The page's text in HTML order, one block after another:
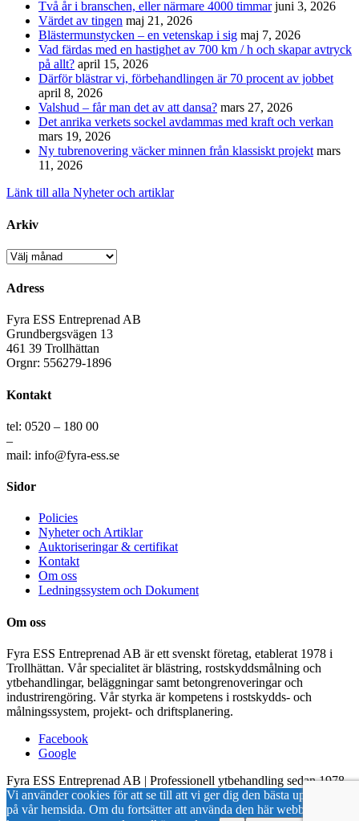
Två år i branschen, eller närmare 4000 timmar juni 3, 2026
Värdet av tingen maj 21, 2026
Blästermunstycken – en vetenskap i sig maj 7, 2026
Vad färdas med en hastighet av 700 km / h och skapar avtryck
på allt? april 15, 2026
Därför blästrar vi, förbehandlingen är 70 procent av jobbet
april 8, 2026
Valshud – får man det av att dansa? mars 27, 2026
Det anrika verkets sockel avdammas med kraft och verkan
mars 19, 2026
Ny tubrenovering väcker minnen från klassiskt projekt mars
11, 2026
Länk till alla Nyheter och artiklar
Arkiv
Arkiv
Adress
Fyra ESS Entreprenad AB
Grundbergsvägen 13
461 39 Trollhättan
Orgnr: 556279-1896
Kontakt
tel: 0520 – 180 00
–
mail: info@fyra-ess.se
Sidor
Policies
Nyheter och Artiklar
Auktoriseringar & certifikat
Kontakt
Om oss
Ledningssystem och Dokument
Om oss
Fyra ESS Entreprenad AB är ett svenskt företag, etablerat 1978 i
Trollhättan. Vår specialitet är blästring, rostskyddsmålning och
ytbehandlingar, beläggningar samt betongrenoveringar och
industrirengöring. Vår styrka är kompetens i rostskydds- och
målningssystem, projekt- och driftsplanering.
Facebook
Google
Fyra ESS Entreprenad AB | Professionell ytbehandling sedan 1978
Vi använder cookies för att se till att vi ger dig den bästa upplevelsen
på vår hemsida. Om du fortsätter att använda den här webbplatsen